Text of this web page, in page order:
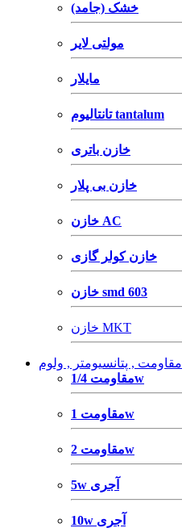
خشک (جامد)
مولتی لایر
مایلار
تانتالیوم tantalum
خازن باتری
خازن بی پلار
خازن AC
خازن کولر گازی
خازن smd 603
خازن MKT
مقاومت , پتانسیومتر , ولوم
مقاومت 1/4w
مقاومت 1w
مقاومت 2w
5w آجری
10w آجری